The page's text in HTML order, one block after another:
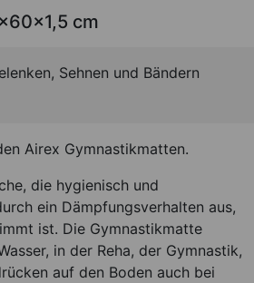
cm
Sehnen und Bändern
Airex Gymnastikmatten.
die hygienisch und
ein Dämpfungsverhalten aus,
ist. Die Gymnastikmatte
in der Reha, der Gymnastik,
auf den Boden auch bei
AIREX Gymnastikmatte
Coronella 120, LxBxH
120x60x1,5 cm